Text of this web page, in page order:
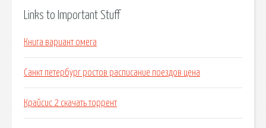
Links to Important Stuff
Книга вариант омега
Санкт петербург ростов расписание поездов цена
Крайсис 2 скачать торрент